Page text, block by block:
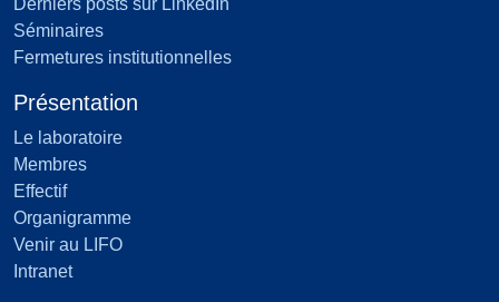
Séminaires
Fermetures institutionnelles
Présentation
Le laboratoire
Membres
Effectif
Organigramme
Venir au LIFO
Intranet